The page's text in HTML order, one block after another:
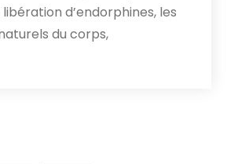
d’endorphines, les
du corps,